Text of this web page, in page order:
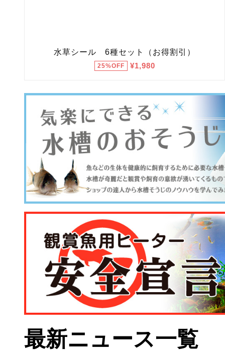
最新ニュース一覧